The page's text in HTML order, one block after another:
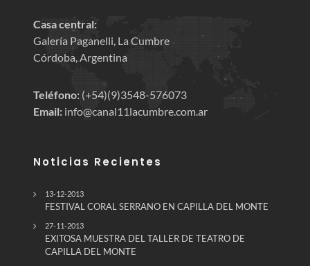
Casa central:
Galería Paganelli, La Cumbre
Córdoba, Argentina
Teléfono: (+54)(9)3548-576073
Email: info@canal11lacumbre.com.ar
Noticias Recientes
13-12-2013
FESTIVAL CORAL SERRANO EN CAPILLA DEL MONTE
27-11-2013
EXITOSA MUESTRA DEL TALLER DE TEATRO DE
CAPILLA DEL MONTE